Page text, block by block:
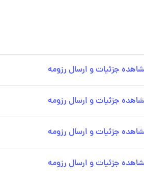
جزئیات و ارسال رزومه
جزئیات و ارسال رزومه
جزئیات و ارسال رزومه
جزئیات و ارسال رزومه